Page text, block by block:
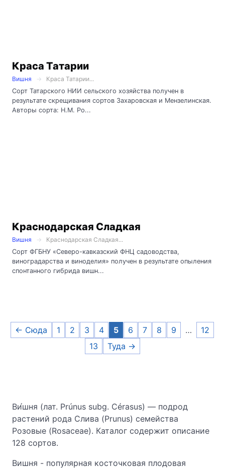
Краса Татарии
Вишня
Краса Татарии...
Сорт Татарского НИИ сельского хозяйства получен в
результате скрещивания сортов Захаровская и Мензелинская.
Авторы сорта: Н.М. Ро...
Краснодарская Сладкая
Вишня
Краснодарская Сладкая...
Сорт ФГБНУ «Северо-кавказский ФНЦ садоводства,
виноградарства и виноделия» получен в результате опыления
спонтанного гибрида вишн...
← Сюда 1 2 3 4 5 6 7 8 9 …
12
13
Туда →
Ви́шня (лат. Prúnus subg. Cérasus) — подрод
растений рода Слива (Prunus) семейства
Розовые (Rosaceae). Каталог содержит описание
128 сортов.
Вишня - популярная косточковая плодовая